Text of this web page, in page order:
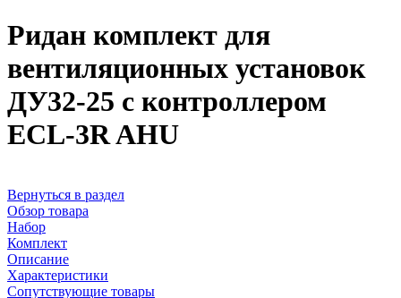
Ридан комплект для
вентиляционных установок
ДУ32-25 с контроллером
ECL-3R AHU
Вернуться в раздел
Обзор товара
Набор
Комплект
Описание
Характеристики
Сопутствующие товары